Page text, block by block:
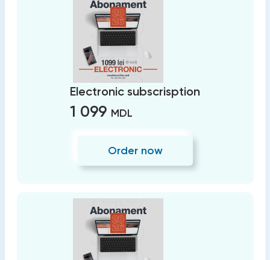
Electronic subscrisption
1 099 MDL
Order now